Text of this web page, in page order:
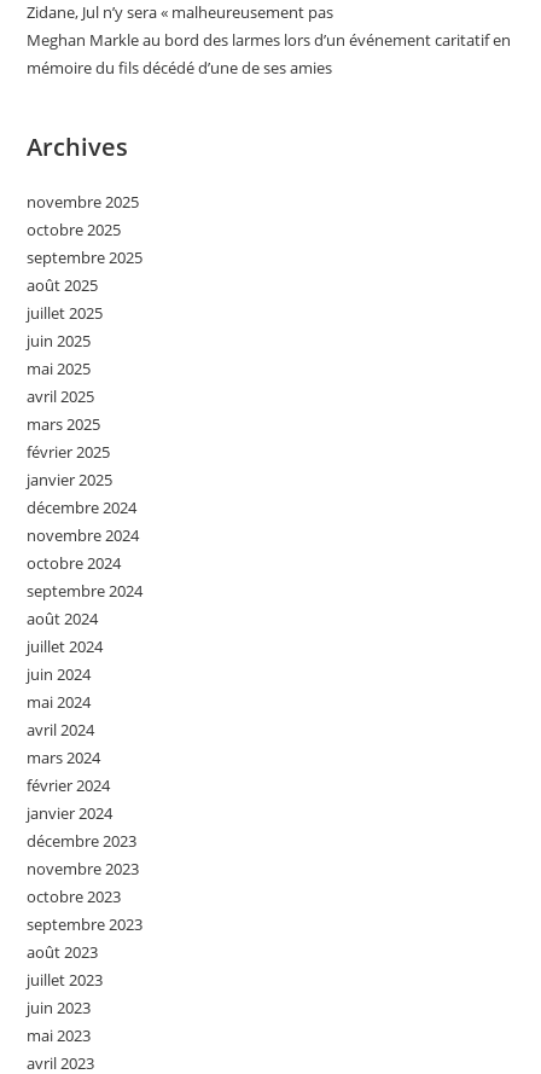
Zidane, Jul n’y sera « malheureusement pas
Meghan Markle au bord des larmes lors d’un événement caritatif en
mémoire du fils décédé d’une de ses amies
Archives
novembre 2025
octobre 2025
septembre 2025
août 2025
juillet 2025
juin 2025
mai 2025
avril 2025
mars 2025
février 2025
janvier 2025
décembre 2024
novembre 2024
octobre 2024
septembre 2024
août 2024
juillet 2024
juin 2024
mai 2024
avril 2024
mars 2024
février 2024
janvier 2024
décembre 2023
novembre 2023
octobre 2023
septembre 2023
août 2023
juillet 2023
juin 2023
mai 2023
avril 2023